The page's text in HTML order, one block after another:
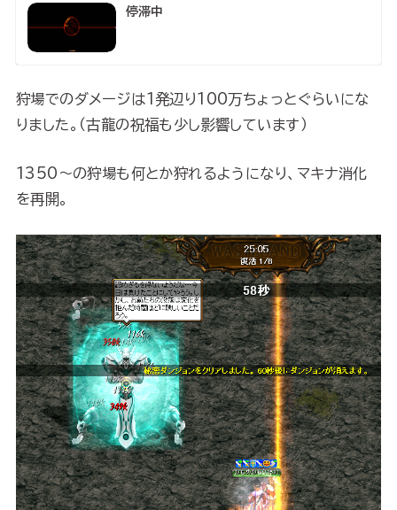
停滞中
狩場でのダメージは1発辺り100万ちょっとぐらいにな
りました。（古龍の祝福も少し影響しています）
1350～の狩場も何とか狩れるようになり、マキナ消化
を再開。